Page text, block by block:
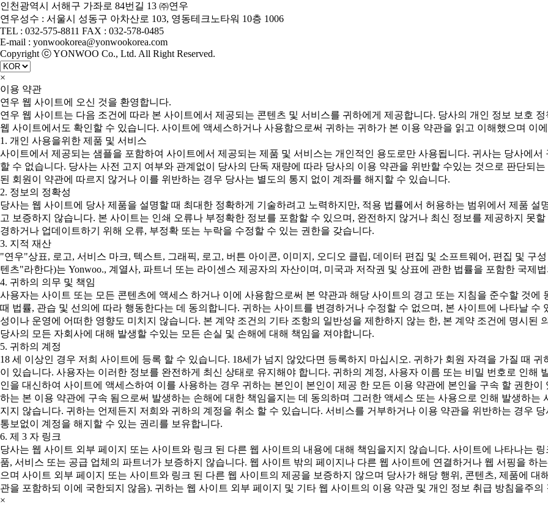
인천광역시 서해구 가좌로 84번길 13 ㈜연우
연우성수 : 서울시 성동구 아차산로 103, 영동테크노타워 10층 1006
TEL : 032-575-8811 FAX : 032-578-0485
E-mail : yonwookorea@yonwookorea.com
Copyright ⓒ YONWOO Co., Ltd. All Right Reserved.
×
이용 약관
연우 웹 사이트에 오신 것을 환영합니다.
연우 웹 사이트는 다음 조건에 따라 본 사이트에서 제공되는 콘텐츠 및 서비스를 귀하에게 제공합니다. 당사의 개인 정보 보호
웹 사이트에서도 확인할 수 있습니다. 사이트에 액세스하거나 사용함으로써 귀하는 귀하가 본 이용 약관을 읽고 이해했으며 이
1. 개인 사용을위한 제품 및 서비스
사이트에서 제공되는 샘플을 포함하여 사이트에서 제공되는 제품 및 서비스는 개인적인 용도로만 사용됩니다. 귀사는 당사에
할 수 없습니다. 당사는 사전 고지 여부와 관계없이 당사의 단독 재량에 따라 당사의 이용 약관을 위반할 수있는 것으로 판단되
된 회원이 약관에 따르지 않거나 이를 위반하는 경우 당사는 별도의 통지 없이 계좌를 해지할 수 있습니다.
2. 정보의 정확성
당사는 웹 사이트에 당사 제품을 설명할 때 최대한 정확하게 기술하려고 노력하지만, 적용 법률에서 허용하는 범위에서 제품
고 보증하지 않습니다. 본 사이트는 인쇄 오류나 부정확한 정보를 포함할 수 있으며, 완전하지 않거나 최신 정보를 제공하지 못
경하거나 업데이트하기 위해 오류, 부정확 또는 누락을 수정할 수 있는 권한을 갖습니다.
3. 지적 재산
"연우"상표, 로고, 서비스 마크, 텍스트, 그래픽, 로고, 버튼 아이콘, 이미지, 오디오 클립, 데이터 편집 및 소프트웨어, 편집 및 구
텐츠"라한다)는 Yonwoo., 계열사, 파트너 또는 라이센스 제공자의 자산이며, 미국과 저작권 및 상표에 관한 법률을 포함한 국제
4. 귀하의 의무 및 책임
사용자는 사이트 또는 모든 콘텐츠에 액세스 하거나 이에 사용함으로써 본 약관과 해당 사이트의 경고 또는 지침을 준수할 것
때 법률, 관습 및 선의에 따라 행동한다는 데 동의합니다. 귀하는 사이트를 변경하거나 수정할 수 없으며, 본 사이트에 나타날
성이나 운영에 어떠한 영향도 미치지 않습니다. 본 계약 조건의 기타 조항의 일반성을 제한하지 않는 한, 본 계약 조건에 명시된
당사의 모든 자회사에 대해 발생할 수있는 모든 손실 및 손해에 대해 책임을 져야합니다.
5. 귀하의 계정
18 세 이상인 경우 저희 사이트에 등록 할 수 있습니다. 18세가 넘지 않았다면 등록하지 마십시오. 귀하가 회원 자격을 가질 때
이 있습니다. 사용자는 이러한 정보를 완전하게 최신 상태로 유지해야 합니다. 귀하의 계정, 사용자 이름 또는 비밀 번호로 인해
인을 대신하여 사이트에 액세스하여 이를 사용하는 경우 귀하는 본인이 본인이 제공 한 모든 이용 약관에 본인을 구속 할 권한
하는 본 이용 약관에 구속 됨으로써 발생하는 손해에 대한 책임을지는 데 동의하며 그러한 액세스 또는 사용으로 인해 발생하
지지 않습니다. 귀하는 언제든지 저희와 귀하의 계정을 취소 할 수 있습니다. 서비스를 거부하거나 이용 약관을 위반하는 경우
통보없이 계정을 해지할 수 있는 권리를 보유합니다.
6. 제 3 자 링크
당사는 웹 사이트 외부 페이지 또는 사이트와 링크 된 다른 웹 사이트의 내용에 대해 책임을지지 않습니다. 사이트에 나타나는
품, 서비스 또는 공급 업체의 파트너가 보증하지 않습니다. 웹 사이트 밖의 페이지나 다른 웹 사이트에 연결하거나 웹 서핑을 하
으며 사이트 외부 페이지 또는 사이트와 링크 된 다른 웹 사이트의 제공을 보증하지 않으며 당사가 해당 행위, 콘텐츠, 제품에
관을 포함하되 이에 국한되지 않음). 귀하는 웹 사이트 외부 페이지 및 기타 웹 사이트의 이용 약관 및 개인 정보 취급 방침을주의
×